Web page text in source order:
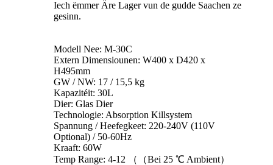
Iech ëmmer Äre Lager vun de gudde Saachen ze
gesinn.
Modell Nee: M-30C
Extern Dimensiounen: W400 x D420 x
H495mm
GW / NW: 17 / 15,5 kg
Kapazitéit: 30L
Dier: Glas Dier
Technologie: Absorption Killsystem
Spannung / Heefegkeet: 220-240V (110V
Optional) / 50-60Hz
Kraaft: 60W
Temp Range: 4-12 （（Bei 25 ℃ Ambient）